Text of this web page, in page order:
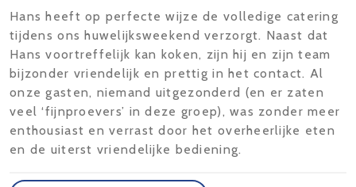
Hans heeft op perfecte wijze de volledige catering
tijdens ons huwelijksweekend verzorgt. Naast dat
Hans voortreffelijk kan koken, zijn hij en zijn team
bijzonder vriendelijk en prettig in het contact. Al
onze gasten, niemand uitgezonderd (en er zaten
veel ‘fijnproevers’ in deze groep), was zonder meer
enthousiast en verrast door het overheerlijke eten
en de uiterst vriendelijke bediening.